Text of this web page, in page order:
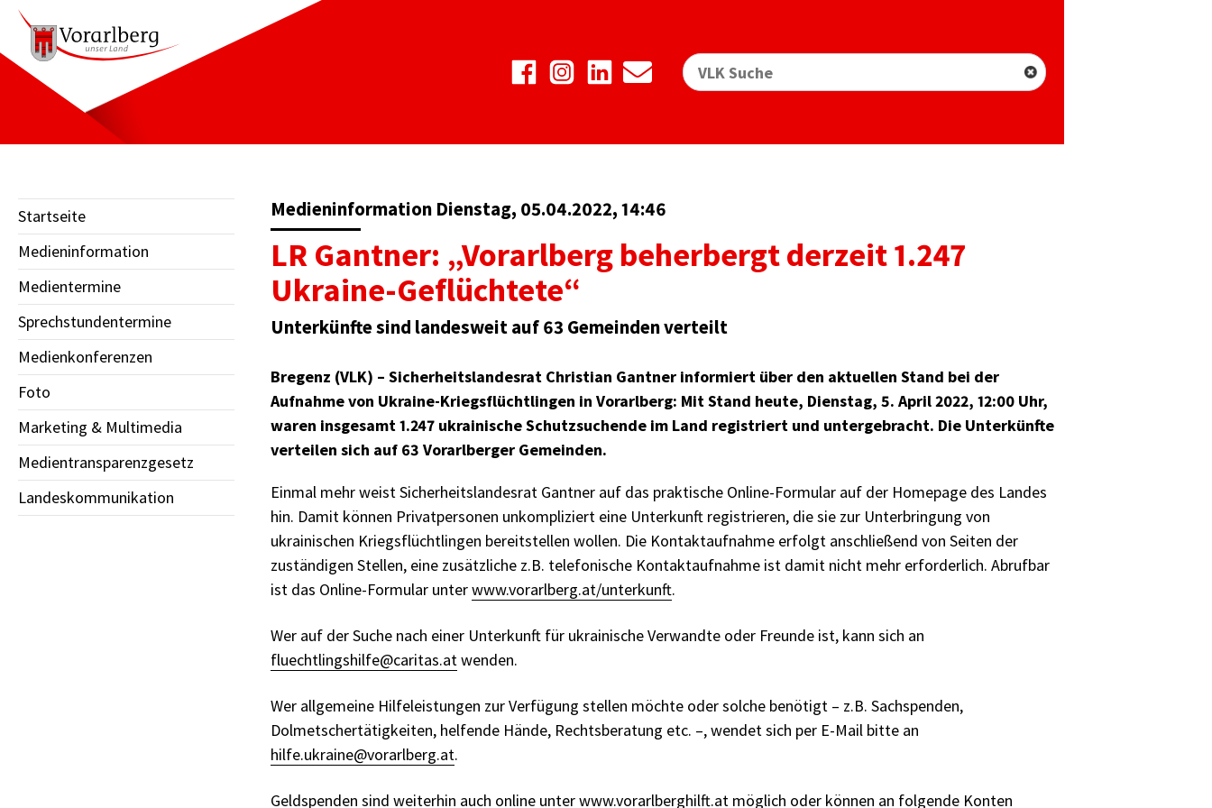
Startseite
Medieninformation
Medientermine
Sprechstundentermine
Medienkonferenzen
Foto
Marketing & Multimedia
Medientransparenzgesetz
Landeskommunikation
Medieninformation Dienstag, 05.04.2022, 14:46
LR Gantner: „Vorarlberg beherbergt derzeit 1.247
Ukraine-Geflüchtete“
Unterkünfte sind landesweit auf 63 Gemeinden verteilt
Bregenz (VLK) – Sicherheitslandesrat Christian Gantner informiert über den aktuellen Stand bei der
Aufnahme von Ukraine-Kriegsflüchtlingen in Vorarlberg: Mit Stand heute, Dienstag, 5. April 2022, 12:00 Uhr,
waren insgesamt 1.247 ukrainische Schutzsuchende im Land registriert und untergebracht. Die Unterkünfte
verteilen sich auf 63 Vorarlberger Gemeinden.
Einmal mehr weist Sicherheitslandesrat Gantner auf das praktische Online-Formular auf der Homepage des Landes
hin. Damit können Privatpersonen unkompliziert eine Unterkunft registrieren, die sie zur Unterbringung von
ukrainischen Kriegsflüchtlingen bereitstellen wollen. Die Kontaktaufnahme erfolgt anschließend von Seiten der
zuständigen Stellen, eine zusätzliche z.B. telefonische Kontaktaufnahme ist damit nicht mehr erforderlich. Abrufbar
ist das Online-Formular unterwww.vorarlberg.at/unterkunft.
Wer auf der Suche nach einer Unterkunft für ukrainische Verwandte oder Freunde ist, kann sich an
fluechtlingshilfe@caritas.atwenden.
Wer allgemeine Hilfeleistungen zur Verfügung stellen möchte oder solche benötigt – z.B. Sachspenden,
Dolmetschertätigkeiten, helfende Hände, Rechtsberatung etc. –, wendet sich per E-Mail bitte an
hilfe.ukraine@vorarlberg.at.
Geldspenden sind weiterhin auch online unterwww.vorarlberghilft.at möglich oder können an folgende Konten